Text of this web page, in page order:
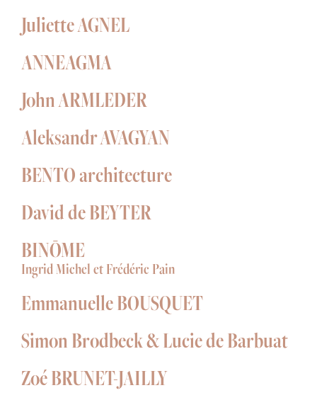
Juliette AGNEL
ANNEAGMA
John ARMLEDER
Aleksandr AVAGYAN
BENTO architecture
David de BEYTER
BINŌME
Ingrid Michel et Frédéric Pain
Emmanuelle BOUSQUET
Simon Brodbeck & Lucie de Barbuat
Zoé BRUNET-JAILLY